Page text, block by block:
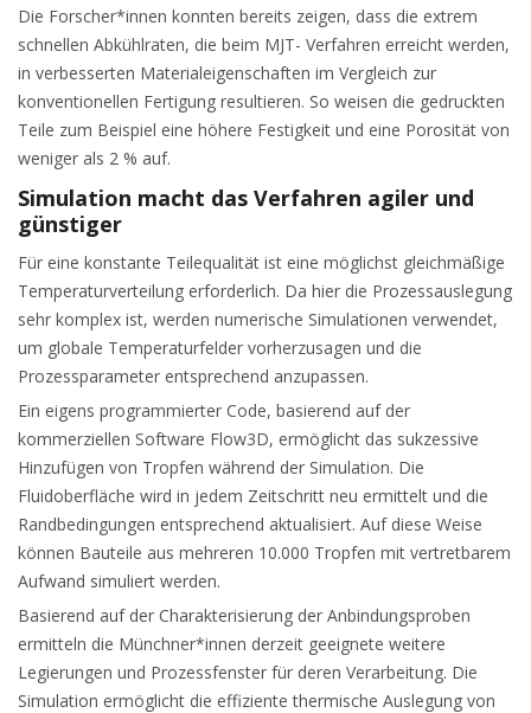
Die Forscher*innen konnten bereits zeigen, dass die extrem
schnellen Abkühlraten, die beim MJT- Verfahren erreicht werden,
in verbesserten Materialeigenschaften im Vergleich zur
konventionellen Fertigung resultieren. So weisen die gedruckten
Teile zum Beispiel eine höhere Festigkeit und eine Porosität von
weniger als 2 % auf.
Simulation macht das Verfahren agiler und
günstiger
Für eine konstante Teilequalität ist eine möglichst gleichmäßige
Temperaturverteilung erforderlich. Da hier die Prozessauslegung
sehr komplex ist, werden numerische Simulationen verwendet,
um globale Temperaturfelder vorherzusagen und die
Prozessparameter entsprechend anzupassen.
Ein eigens programmierter Code, basierend auf der
kommerziellen Software Flow3D, ermöglicht das sukzessive
Hinzufügen von Tropfen während der Simulation. Die
Fluidoberfläche wird in jedem Zeitschritt neu ermittelt und die
Randbedingungen entsprechend aktualisiert. Auf diese Weise
können Bauteile aus mehreren 10.000 Tropfen mit vertretbarem
Aufwand simuliert werden.
Basierend auf der Charakterisierung der Anbindungsproben
ermitteln die Münchner*innen derzeit geeignete weitere
Legierungen und Prozessfenster für deren Verarbeitung. Die
Simulation ermöglicht die effiziente thermische Auslegung von